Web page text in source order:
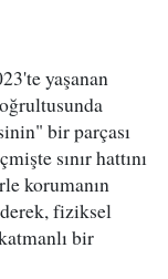
yaşanan
bir parçası
sınır hattını
korumanın
fiziksel
bir